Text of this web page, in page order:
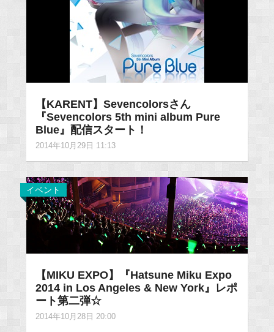
【KARENT】Sevencolorsさん
『Sevencolors 5th mini album Pure
Blue』配信スタート！
2014年10月29日 11:13
イベント
【MIKU EXPO】『Hatsune Miku Expo
2014 in Los Angeles & New York』レポ
ート第二弾☆
2014年10月28日 20:00